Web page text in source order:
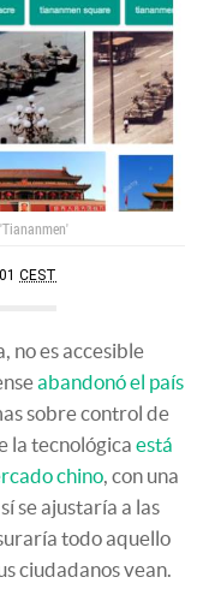
CEST
no es accesible
abandonó el país
sobre control de
la tecnológica está
chino, con una
se ajustaría a las
todo aquello
ciudadanos vean.